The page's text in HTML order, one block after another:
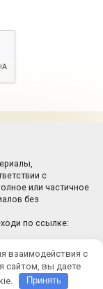
с
или частичное
без
по ссылке:
взаимодействия с
сайтом, вы даете
Принять